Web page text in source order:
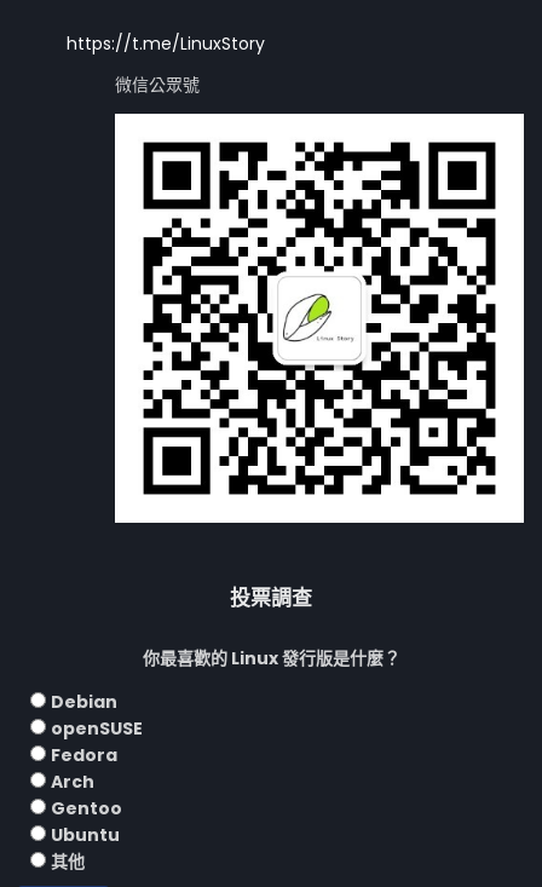
https://t.me/LinuxStory
微信公眾號
投票調查
你最喜歡的 Linux 發行版是什麼？
Debian
openSUSE
Fedora
Arch
Gentoo
Ubuntu
其他